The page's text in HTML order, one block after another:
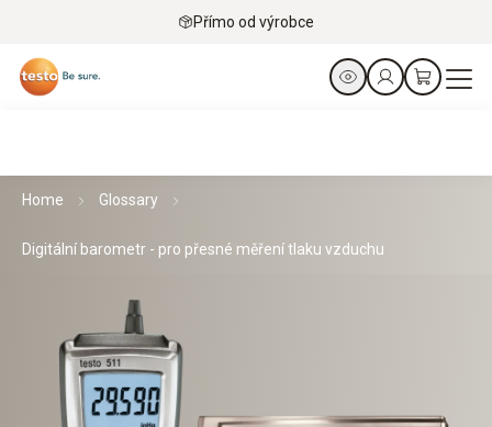
Přímo od výrobce
Home Glossary
Digitální barometr - pro přesné měření tlaku vzduchu